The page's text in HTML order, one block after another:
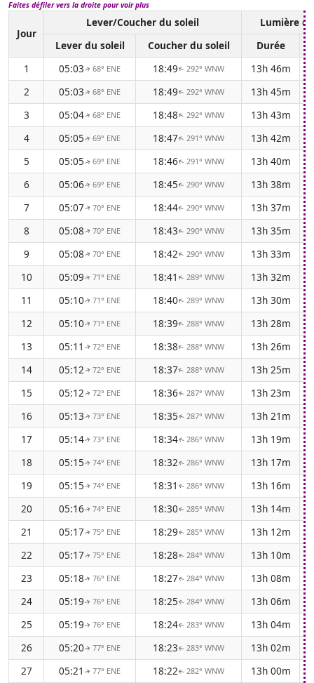
Faites défiler vers la droite pour voir plus
Jour
Lever/Coucher du soleil
Lumière
Lever du soleil
Coucher du soleil
Durée
1
05:03↑68° ENE 18:49↑ 292° WNW 13h 46m
2
05:03↑68° ENE 18:49↑ 292° WNW 13h 45m
3
05:04↑68° ENE 18:48↑ 292° WNW 13h 43m
4
05:05↑69° ENE 18:47↑ 291° WNW 13h 42m
5
05:05↑69° ENE 18:46↑ 291° WNW 13h 40m
6
05:06↑69° ENE 18:45↑ 290° WNW 13h 38m
7
05:07↑70° ENE 18:44↑ 290° WNW 13h 37m
8
05:08↑70° ENE 18:43↑ 290° WNW 13h 35m
9
05:08↑70° ENE 18:42↑ 290° WNW 13h 33m
10
05:09↑71° ENE 18:41 ↑ 289° WNW 13h 32m
11
05:10↑71° ENE 18:40↑ 289° WNW 13h 30m
12
05:10↑71° ENE 18:39↑ 288° WNW 13h 28m
13
05:11 ↑72° ENE 18:38↑ 288° WNW 13h 26m
14
05:12↑72° ENE 18:37↑ 288° WNW 13h 25m
15
05:12↑72° ENE 18:36↑ 287° WNW 13h 23m
16
05:13↑73° ENE 18:35↑ 287° WNW 13h 21m
17
05:14↑73° ENE 18:34↑ 286° WNW 13h 19m
18
05:15↑ 74° ENE 18:32↑ 286° WNW 13h 17m
19
05:15↑ 74° ENE 18:31 ↑ 286° WNW 13h 16m
20
05:16↑ 74° ENE 18:30↑ 285° WNW 13h 14m
21
05:17↑ 75° ENE 18:29↑ 285° WNW 13h 12m
22
05:17↑ 75° ENE 18:28↑ 284° WNW 13h 10m
23
05:18↑ 76° ENE 18:27↑ 284° WNW 13h 08m
24
05:19↑ 76° ENE 18:25↑ 284° WNW 13h 06m
25
05:19↑ 76° ENE 18:24↑ 283° WNW 13h 04m
26
05:20↑ 77° ENE 18:23↑ 283° WNW 13h 02m
27
05:21 ↑ 77° ENE 18:22↑ 282° WNW 13h 00m